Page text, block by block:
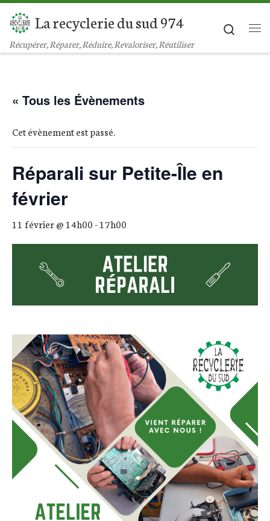
Passer au contenu
La recyclerie du sud 974
Récupérer, Réparer, Réduire, Revaloriser, Réutiliser
Search
« Tous les Évènements
Cet évènement est passé.
Réparali sur Petite-Île en
février
11 février @ 14h00-17h00